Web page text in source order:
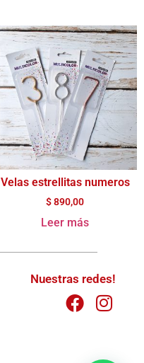
Velas estrellitas numeros
$890,00
Leer más
Nuestras redes!